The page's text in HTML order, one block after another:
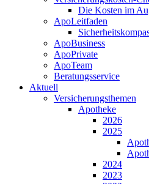
Die Kosten im
ApoLeitfaden
ApoBusiness
ApoPrivate
ApoTeam
Beratungsservice
Aktuell
Versicherungsthemen
Apotheke
2026
2025
2024
2023